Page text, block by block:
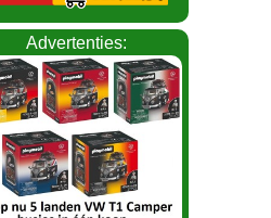
Advertenties: